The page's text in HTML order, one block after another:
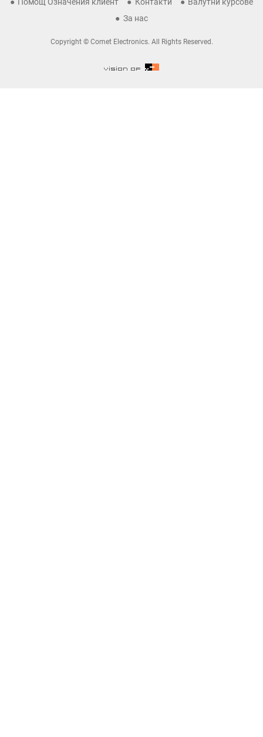
За нас
Copyright © Comet Electronics. All Rights Reserved.